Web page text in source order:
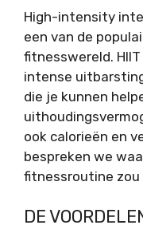
High-intensity
een van de
fitnesswereld.
intense
die je kunnen
ook calorieën en
bespreken we
fitnessroutine zou
DE